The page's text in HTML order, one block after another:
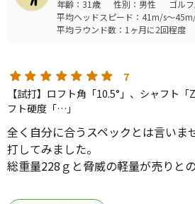
年齢：31歳 性別：男性
ゴル
平均ヘッドスピード：41m/s～
平均ラウンド数：1ヶ月に2回程度
7
【試打】ロフト角「10.5°」、シャフト「
フト硬度「…」
全く自分に合うスペックとは言いま
打してみました。
総重量228ｇと脅威の軽量が売りと